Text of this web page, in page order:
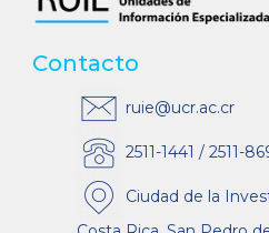
Contacto
ruie@ucr.ac.cr
2511-1441 / 2511-
Ciudad de la